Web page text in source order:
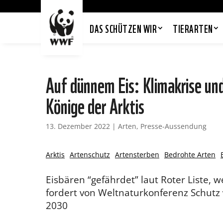
DAS SCHÜTZEN WIR TIERARTEN
Auf dünnem Eis: Klimakrise
Könige der Arktis
13. Dezember 2022 | Arten, Presse-Aussendung
Arktis Artenschutz Artensterben Bedrohte Arten
Eisbären “gefährdet” laut Roter Liste,
fordert von Weltnaturkonferenz
2030